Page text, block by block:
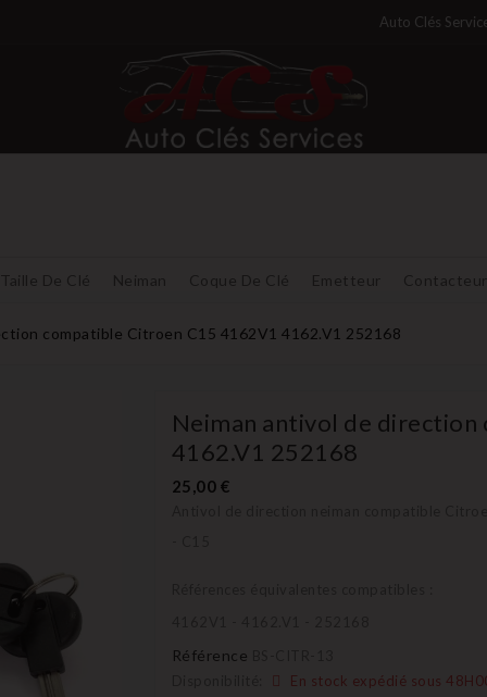
Auto Clés
Taille De Clé Neiman Coque De Clé Emetteur Contacteur
compatible Citroen C15 4162V1 4162.V1 252168
Neiman antivol de
4162.V1 252168
25,00 €
Référence
En stock expédié sous